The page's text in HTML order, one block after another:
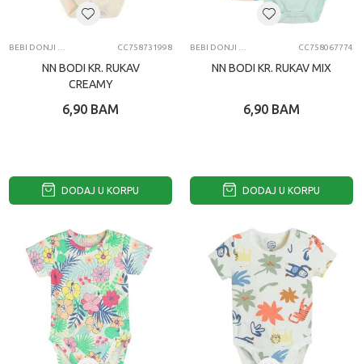
CC758731998
NN BODI KR. RUKAV
CREAMY
6,90 BAM
DODAJ U KORPU
CC758067774
NN BODI KR. RUKAV MIX
6,90 BAM
DODAJ U KORPU